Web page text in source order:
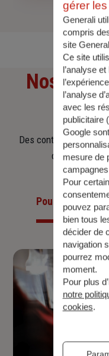
Nos
Des contrats clairs et
d’aujourd’hui
Pour les
gérer
Generali
compris
site
Ce site
l’analyse
l’analyse
avec les
publicitaire
Google
mesure de
Pour
pouvez
bien tous
décider de
navigation
pourrez
moment.
Pour plus
notre
cookies.